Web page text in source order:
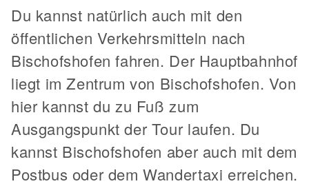
Du kannst natürlich auch mit den
öffentlichen Verkehrsmitteln nach
Bischofshofen fahren. Der Hauptbahnhof
liegt im Zentrum von Bischofshofen. Von
hier kannst du zu Fuß zum
Ausgangspunkt der Tour laufen. Du
kannst Bischofshofen aber auch mit dem
Postbus oder dem Wandertaxi erreichen.